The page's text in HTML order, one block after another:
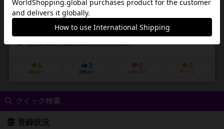
自軍とライバルの列車を使い分け、ベ...
パウ
アンドレアス・レッシュ（Andreas Resch）
5
興味あり
3
経験あり
0
お気に入り
0
持ってる
クイック検索
登録状況